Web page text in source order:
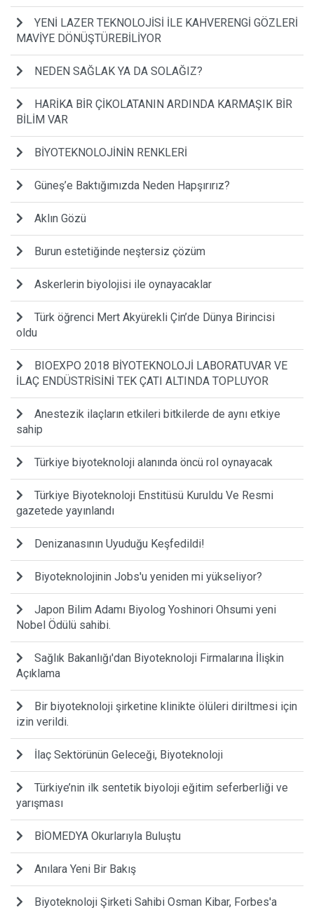
YENİ LAZER TEKNOLOJİSİ İLE KAHVERENGİ GÖZLERİ
MAVİYE DÖNÜŞTÜREBİLİYOR
NEDEN SAĞLAK YA DA SOLAĞIZ?
HARİKA BİR ÇİKOLATANIN ARDINDA KARMAŞIK BİR
BİLİM VAR
BİYOTEKNOLOJİNİN RENKLERİ
Güneş’e Baktığımızda Neden Hapşırırız?
Aklın Gözü
Burun estetiğinde neştersiz çözüm
Askerlerin biyolojisi ile oynayacaklar
Türk öğrenci Mert Akyürekli Çin’de Dünya Birincisi
oldu
BIOEXPO 2018 BİYOTEKNOLOJİ LABORATUVAR VE
İLAÇ ENDÜSTRİSİNİ TEK ÇATI ALTINDA TOPLUYOR
Anestezik ilaçların etkileri bitkilerde de aynı etkiye
sahip
Türkiye biyoteknoloji alanında öncü rol oynayacak
Türkiye Biyoteknoloji Enstitüsü Kuruldu Ve Resmi
gazetede yayınlandı
Denizanasının Uyuduğu Keşfedildi!
Biyoteknolojinin Jobs'u yeniden mi yükseliyor?
Japon Bilim Adamı Biyolog Yoshinori Ohsumi yeni
Nobel Ödülü sahibi.
Sağlık Bakanlığı'dan Biyoteknoloji Firmalarına İlişkin
Açıklama
Bir biyoteknoloji şirketine klinikte ölüleri diriltmesi için
izin verildi.
İlaç Sektörünün Geleceği, Biyoteknoloji
Türkiye’nin ilk sentetik biyoloji eğitim seferberliği ve
yarışması
BİOMEDYA Okurlarıyla Buluştu
Anılara Yeni Bir Bakış
Biyoteknoloji Şirketi Sahibi Osman Kibar, Forbes'a